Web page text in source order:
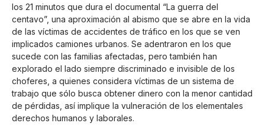
los 21 minutos que dura el documental “La guerra del
centavo”, una aproximación al abismo que se abre en la vida
de las víctimas de accidentes de tráfico en los que se ven
implicados camiones urbanos. Se adentraron en los que
sucede con las familias afectadas, pero también han
explorado el lado siempre discriminado e invisible de los
choferes, a quienes considera víctimas de un sistema de
trabajo que sólo busca obtener dinero con la menor cantidad
de pérdidas, así implique la vulneración de los elementales
derechos humanos y laborales.